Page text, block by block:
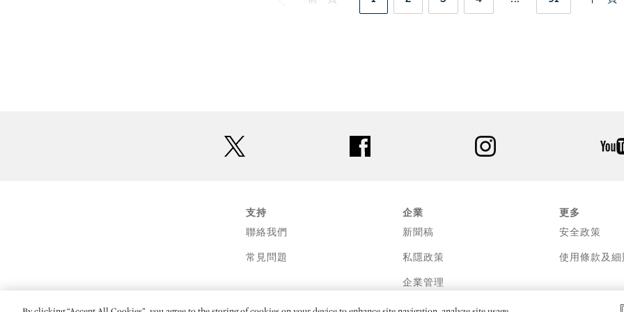
instagram
支持
聯絡我們
常見問題
企業
新聞稿
私隱政策
企業管理
更多
安全政策
使用條款及細